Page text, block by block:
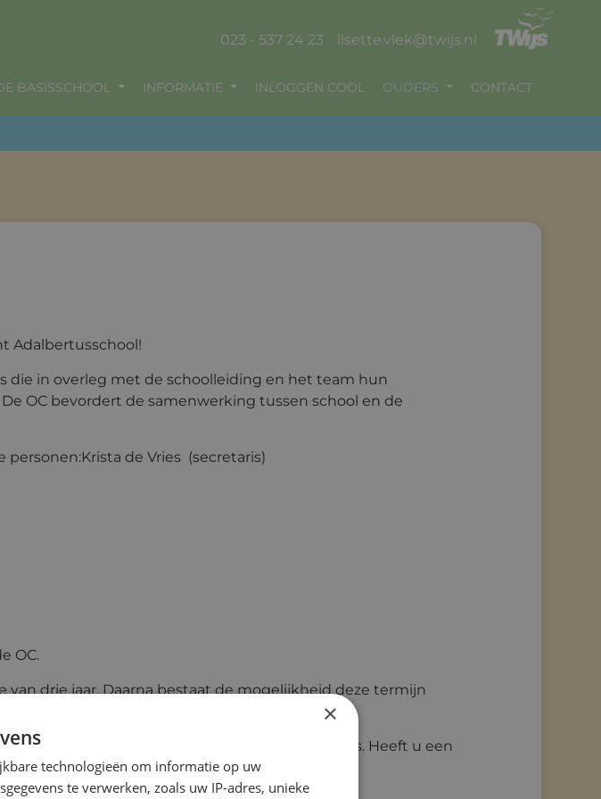
023 - 537 24 23 lisette.vlek@twijs.nl
BASISSCHOOL INFORMATIE INLOGGEN COOL OUDERS CONTACT
Adalbertusschool!
die in overleg met de schoolleiding en het team hun
OC bevordert de samenwerking tussen school en de
de Vries (secretaris)
OC.
drie jaar. Daarna bestaat de mogelijkheid deze termijn
op te vragen op onderstaand emailadres. Heeft u een
×
technologieën om informatie op uw
te verwerken, zoals uw IP-adres, unieke